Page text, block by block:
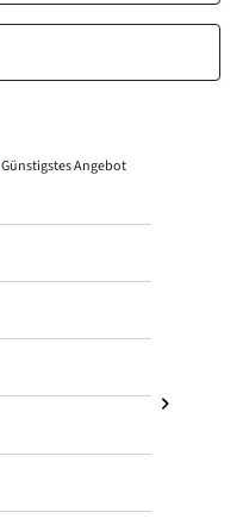
Günstigstes Angebot